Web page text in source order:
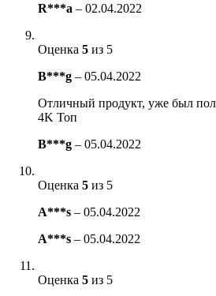
R***a – 02.04.2022
Оценка 5 из 5
B***g – 05.04.2022
Отличный продукт, уже был
4K Топ
B***g – 05.04.2022
Оценка 5 из 5
A***s – 05.04.2022
A***s – 05.04.2022
Оценка 5 из 5